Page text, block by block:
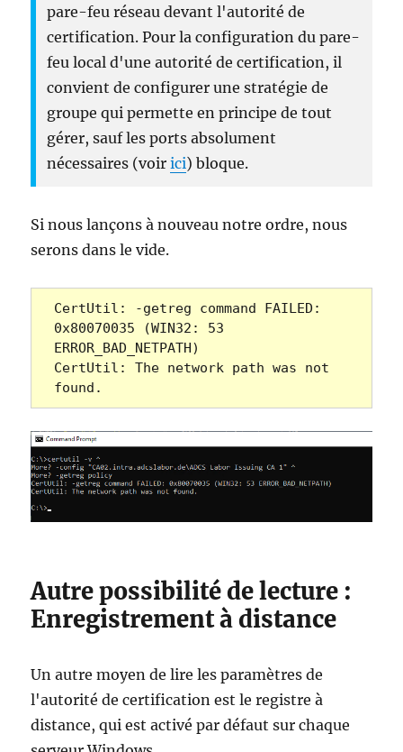
pare-feu réseau devant l'autorité de
certification. Pour la configuration du pare-
feu local d'une autorité de certification, il
convient de configurer une stratégie de
groupe qui permette en principe de tout
gérer, sauf les ports absolument
nécessaires (voirici) bloque.
Si nous lançons à nouveau notre ordre, nous
serons dans le vide.
CertUtil: -getreg command FAILED:
0x80070035 (WIN32: 53
ERROR_BAD_NETPATH)
CertUtil: The network path was not
found.
Autre possibilité de lecture :
Enregistrement à distance
Un autre moyen de lire les paramètres de
l'autorité de certification est le registre à
distance, qui est activé par défaut sur chaque